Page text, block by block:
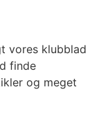
vores klubblad
finde
og meget